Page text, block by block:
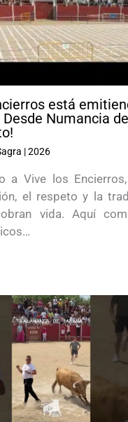
está
Desde Numancia
|2026
a Vive los
el respeto y la
vida. Aquí